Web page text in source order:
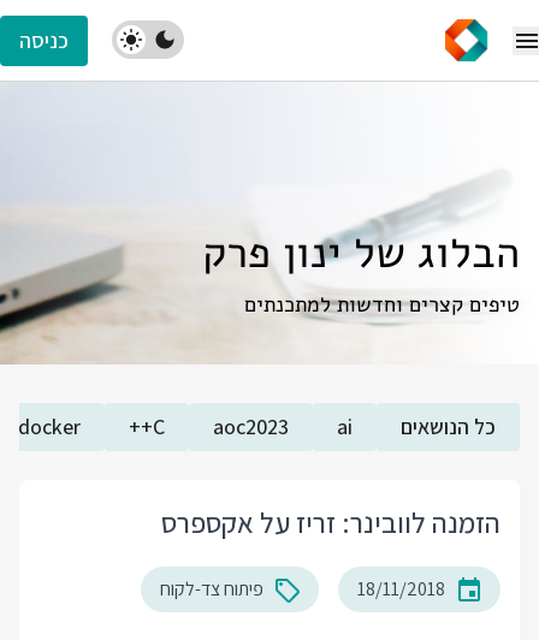
כניסה
הבלוג של ינון פרק
טיפים קצרים וחדשות למתכנתים
כל הנושאים ai
aoc2023
C++
docker
הזמנה לוובינר: זריז על אקספרס
18/11/2018 פיתוח צד-לקוח